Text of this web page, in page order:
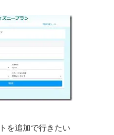
を追加で行きたい